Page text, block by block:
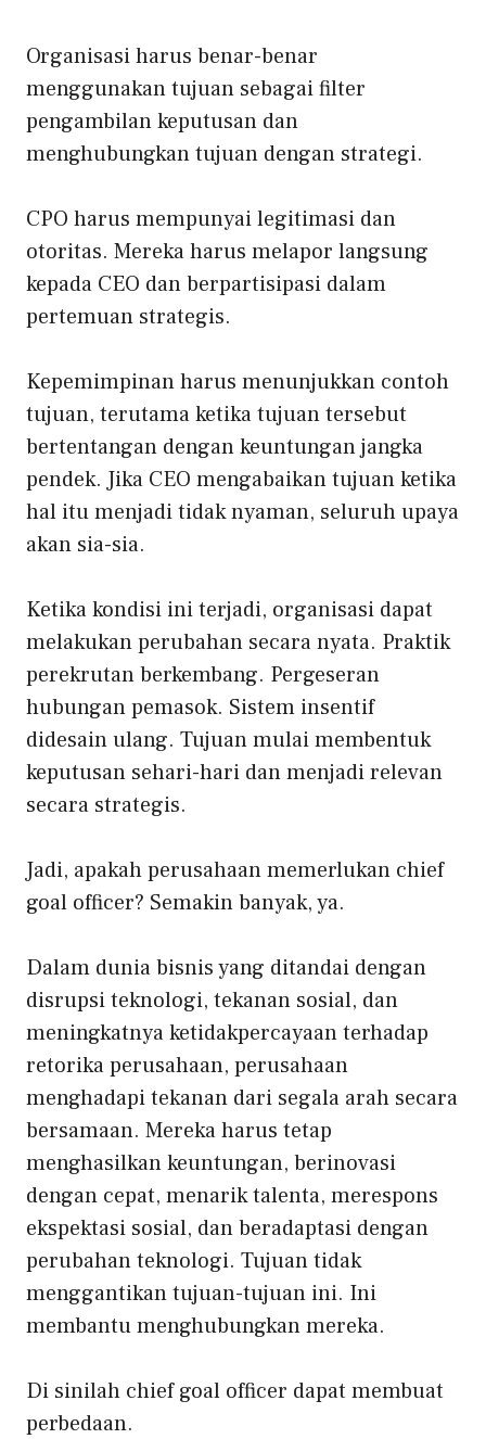
Organisasi harus benar-benar
menggunakan tujuan sebagai filter
pengambilan keputusan dan
menghubungkan tujuan dengan strategi.
CPO harus mempunyai legitimasi dan
otoritas. Mereka harus melapor langsung
kepada CEO dan berpartisipasi dalam
pertemuan strategis.
Kepemimpinan harus menunjukkan contoh
tujuan, terutama ketika tujuan tersebut
bertentangan dengan keuntungan jangka
pendek. Jika CEO mengabaikan tujuan ketika
hal itu menjadi tidak nyaman, seluruh upaya
akan sia-sia.
Ketika kondisi ini terjadi, organisasi dapat
melakukan perubahan secara nyata. Praktik
perekrutan berkembang. Pergeseran
hubungan pemasok. Sistem insentif
didesain ulang. Tujuan mulai membentuk
keputusan sehari-hari dan menjadi relevan
secara strategis.
Jadi, apakah perusahaan memerlukan chief
goal officer? Semakin banyak, ya.
Dalam dunia bisnis yang ditandai dengan
disrupsi teknologi, tekanan sosial, dan
meningkatnya ketidakpercayaan terhadap
retorika perusahaan, perusahaan
menghadapi tekanan dari segala arah secara
bersamaan. Mereka harus tetap
menghasilkan keuntungan, berinovasi
dengan cepat, menarik talenta, merespons
ekspektasi sosial, dan beradaptasi dengan
perubahan teknologi. Tujuan tidak
menggantikan tujuan-tujuan ini. Ini
membantu menghubungkan mereka.
Di sinilah chief goal officer dapat membuat
perbedaan.